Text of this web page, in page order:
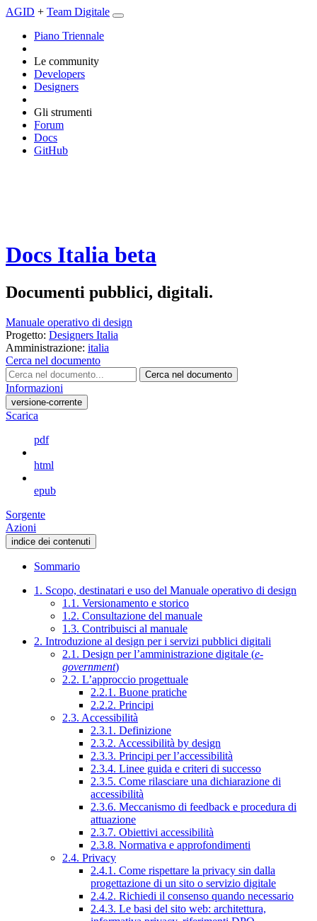
AGID + Team Digitale
Piano Triennale
Le community
Developers
Designers
Gli strumenti
Forum
Docs
GitHub
Docs Italia beta
Documenti pubblici, digitali.
Manuale operativo di design
Progetto: Designers Italia
Amministrazione: italia
Cerca nel documento
Cerca nel documento
Informazioni
versione-corrente
Scarica
pdf
html
epub
Sorgente
Azioni
indice dei contenuti
Sommario
1. Scopo, destinatari e uso del Manuale operativo di design
1.1. Versionamento e storico
1.2. Consultazione del manuale
1.3. Contribuisci al manuale
2. Introduzione al design per i servizi pubblici digitali
2.1. Design per l’amministrazione digitale (e-
government)
2.2. L’approccio progettuale
2.2.1. Buone pratiche
2.2.2. Principi
2.3. Accessibilità
2.3.1. Definizione
2.3.2. Accessibilità by design
2.3.3. Principi per l’accessibilità
2.3.4. Linee guida e criteri di successo
2.3.5. Come rilasciare una dichiarazione di
accessibilità
2.3.6. Meccanismo di feedback e procedura di
attuazione
2.3.7. Obiettivi accessibilità
2.3.8. Normativa e approfondimenti
2.4. Privacy
2.4.1. Come rispettare la privacy sin dalla
progettazione di un sito o servizio digitale
2.4.2. Richiedi il consenso quando necessario
2.4.3. Le basi del sito web: architettura,